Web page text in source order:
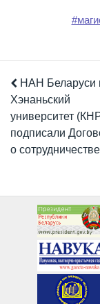
НАН Беларуси
Хэнаньский
университет
подписали
о сотрудничестве